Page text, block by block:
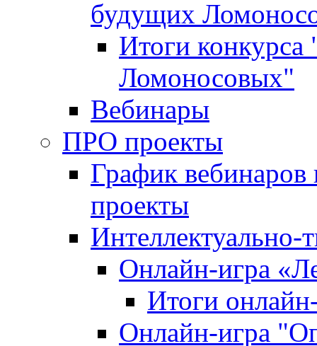
будущих
Итоги
Ломоносовых"
Вебинары
ПРО проекты
График
проекты
Интеллектуально-
Онлайн-игра
Итоги
Онлайн-игра